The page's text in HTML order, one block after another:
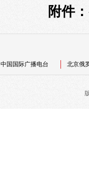
附件：
中国国际广播电台 北京俄